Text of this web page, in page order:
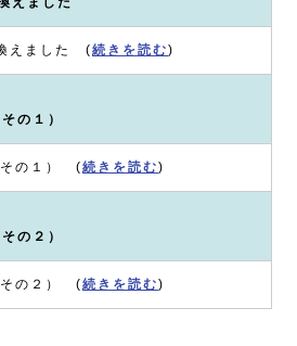
えました
えました ( 続きを読む )
の１）
その１） ( 続きを読む )
の２）
その２） ( 続きを読む )